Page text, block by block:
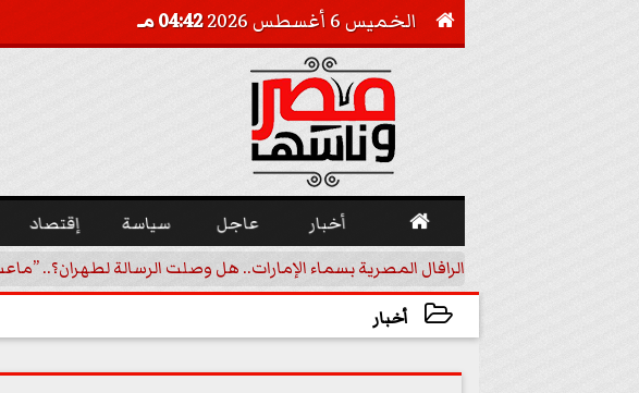
 الخميس 6 أغسطس 2026 04:42 مـ
 أخبار عاجل سياسة إقتصاد
الرافال المصرية بسماء الإمارات.. هل وصلت الرسالة لطهران؟..
أخبار